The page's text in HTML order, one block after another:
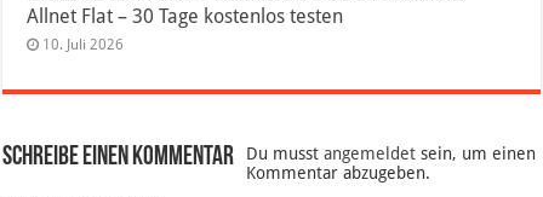
Allnet Flat – 30 Tage kostenlos testen
10. Juli 2026
Schreibe einen Kommentar Du musstangemeldet sein, um einen
Kommentar abzugeben.